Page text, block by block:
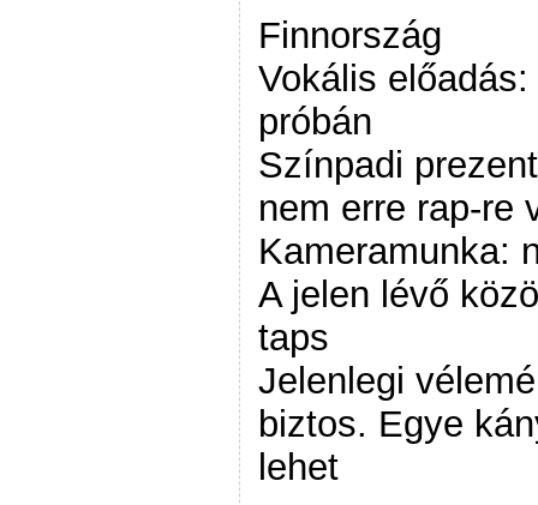
Finnország
Vokális
próbán
Színpadi
nem erre rap-re
Kameramunka:
A jelen lévő
taps
Jelenlegi
biztos. Egye
lehet